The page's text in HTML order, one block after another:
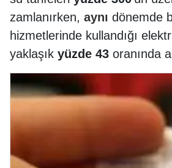
zamlanırken, aynı dönemde
hizmetlerinde kullandığı
yaklaşık yüzde 43 oranında